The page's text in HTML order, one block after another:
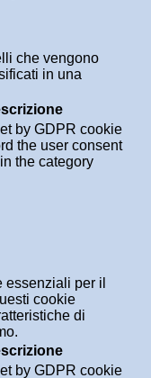
che vengono
in una
by GDPR cookie
the user consent
the category
essenziali per il
cookie
di
by GDPR cookie